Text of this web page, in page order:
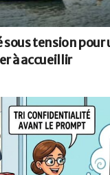
sous tension
à accueillir